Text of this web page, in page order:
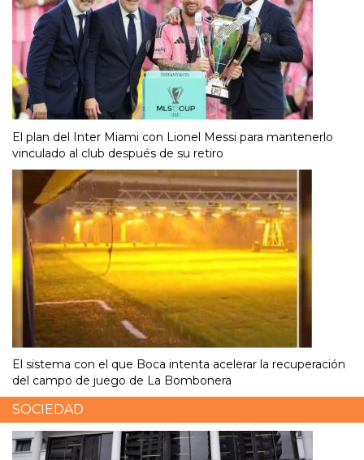
El plan del Inter Miami con Lionel Messi para mantenerlo
vinculado al club después de su retiro
El sistema con el que Boca intenta acelerar la recuperación
del campo de juego de La Bombonera
SOCIEDAD